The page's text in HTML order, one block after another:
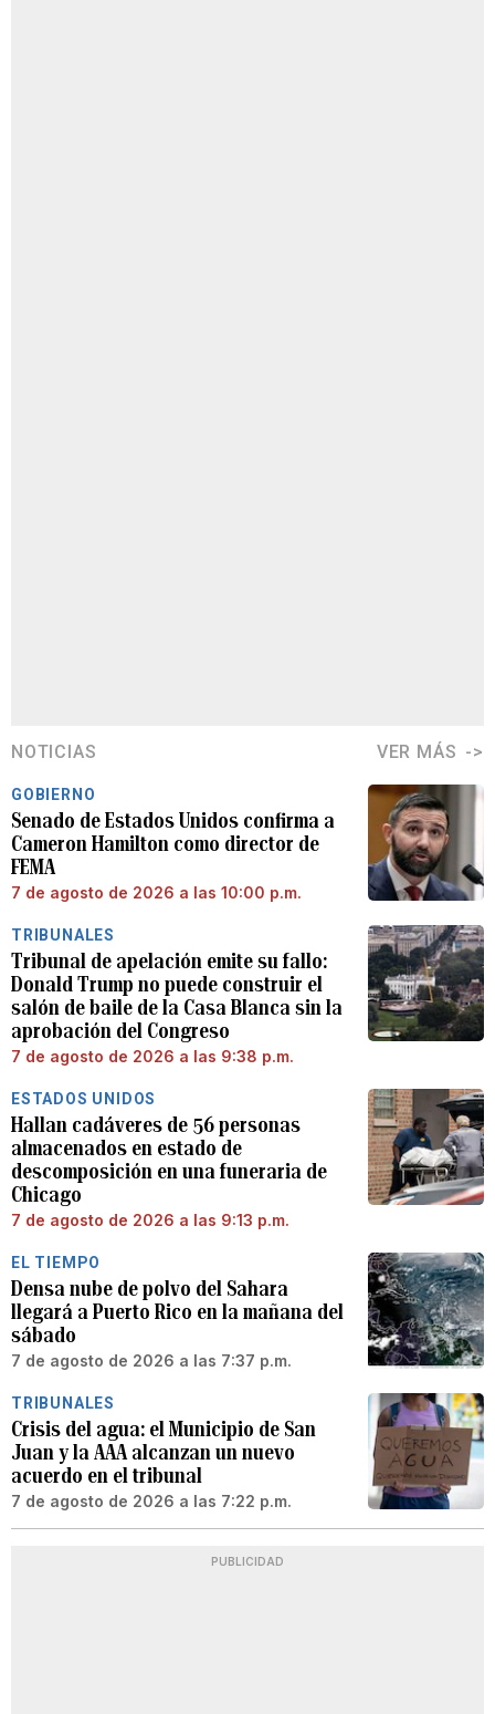
NOTICIAS VER MÁS
GOBIERNO
Senado de Estados Unidos confirma a
Cameron Hamilton como director de
FEMA
7 de agosto de 2026 a las 10:00 p.m.
TRIBUNALES
Tribunal de apelación emite su fallo:
Donald Trump no puede construir el
salón de baile de la Casa Blanca sin la
aprobación del Congreso
7 de agosto de 2026 a las 9:38 p.m.
ESTADOS UNIDOS
Hallan cadáveres de 56 personas
almacenados en estado de
descomposición en una funeraria de
Chicago
7 de agosto de 2026 a las 9:13 p.m.
EL TIEMPO
Densa nube de polvo del Sahara
llegará a Puerto Rico en la mañana del
sábado
7 de agosto de 2026 a las 7:37 p.m.
TRIBUNALES
Crisis del agua: el Municipio de San
Juan y la AAA alcanzan un nuevo
acuerdo en el tribunal
7 de agosto de 2026 a las 7:22 p.m.
PUBLICIDAD